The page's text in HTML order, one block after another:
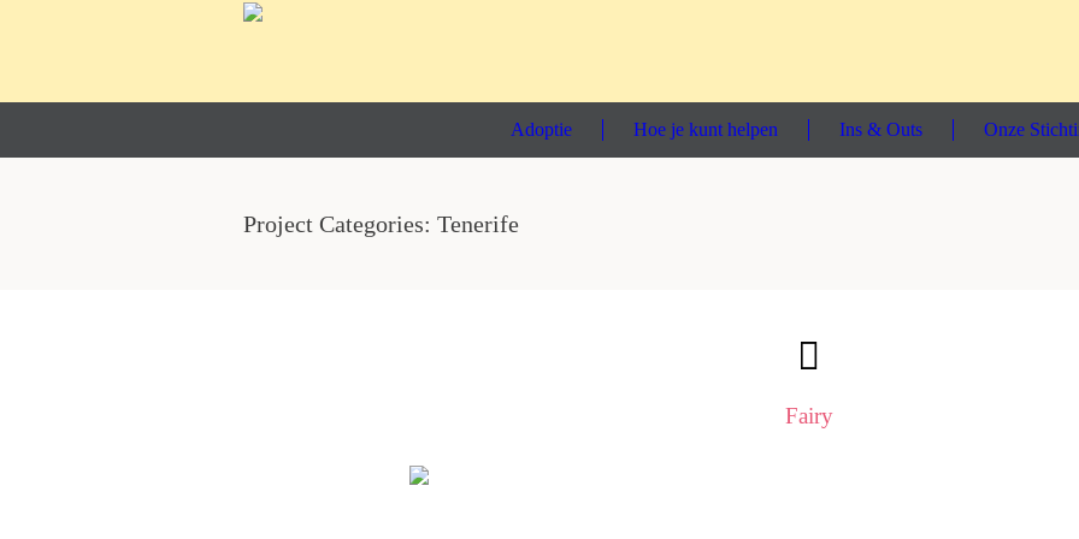
Adoptie Hoe je kunt helpen Ins & Outs Onze
Project Categories: Tenerife
Fairy